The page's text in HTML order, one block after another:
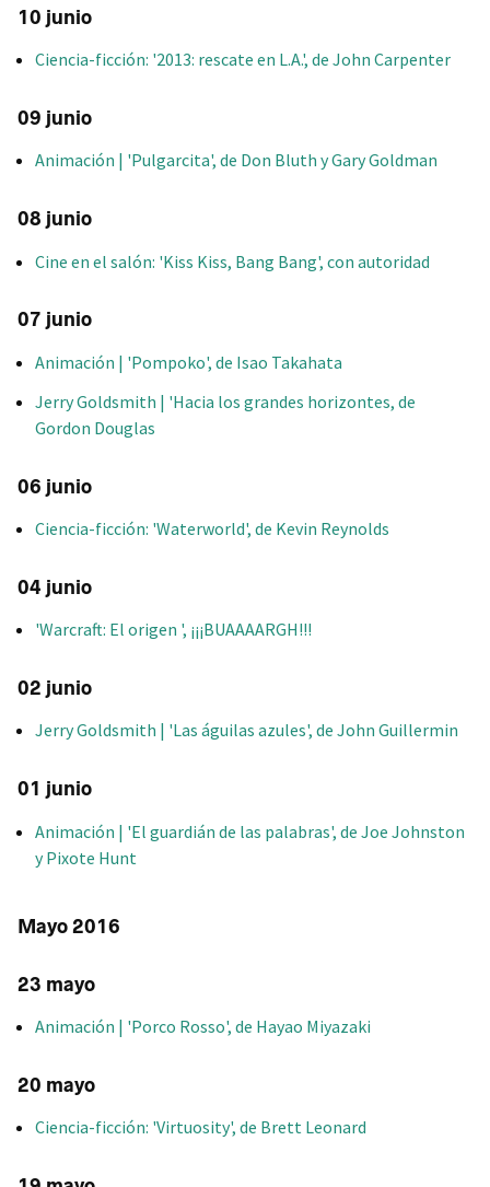
10 junio
Ciencia-ficción: '2013: rescate en L.A.', de John Carpenter
09 junio
Animación | 'Pulgarcita', de Don Bluth y Gary Goldman
08 junio
Cine en el salón: 'Kiss Kiss, Bang Bang', con autoridad
07 junio
Animación | 'Pompoko', de Isao Takahata
Jerry Goldsmith | 'Hacia los grandes horizontes, de
Gordon Douglas
06 junio
Ciencia-ficción: 'Waterworld', de Kevin Reynolds
04 junio
'Warcraft: El origen ', ¡¡¡BUAAAARGH!!!
02 junio
Jerry Goldsmith | 'Las águilas azules', de John Guillermin
01 junio
Animación | 'El guardián de las palabras', de Joe Johnston
y Pixote Hunt
Mayo 2016
23 mayo
Animación | 'Porco Rosso', de Hayao Miyazaki
20 mayo
Ciencia-ficción: 'Virtuosity', de Brett Leonard